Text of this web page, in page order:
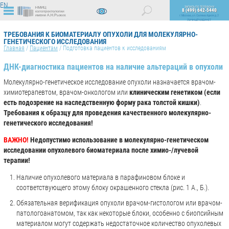
ДЛЯ
СЛАБОВИДЯЩИХ
EN ЗАПИСЬ ПО ТЕЛЕФОНУ
8 (499) 642-5440
г. Москва, ул. Саляма Адиля д. 2
ЛИЧНЫЙ КАБИНЕТ
ТРЕБОВАНИЯ К БИОМАТЕРИАЛУ ОПУХОЛИ ДЛЯ МОЛЕКУЛЯРНО-
ГЕНЕТИЧЕСКОГО ИССЛЕДОВАНИЯ
Главная / Пациентам / Подготовка пациентов к исследованиям
ДНК-диагностика пациентов на наличие альтераций в опухоли
Молекулярно-генетическое исследование опухоли назначается врачом-
химиотерапевтом, врачом-онкологом или клиническим генетиком (если
есть подозрение на наследственную форму рака толстой кишки)
Требования к образцу для проведения качественного молекулярно-
генетического исследования!
ВАЖНО! Недопустимо использование в молекулярно-генетическом
исследовании опухолевого биоматериала после химио-/лучевой
терапии!
Наличие опухолевого материала в парафиновом блоке и
соответствующего этому блоку окрашенного стекла (рис. 1 А., Б.).
Обязательная верификация опухоли врачом-гистологом или врачом-
патологоанатомом, так как некоторые блоки, особенно с биопсийным
материалом могут содержать недостаточное количество опухолевых